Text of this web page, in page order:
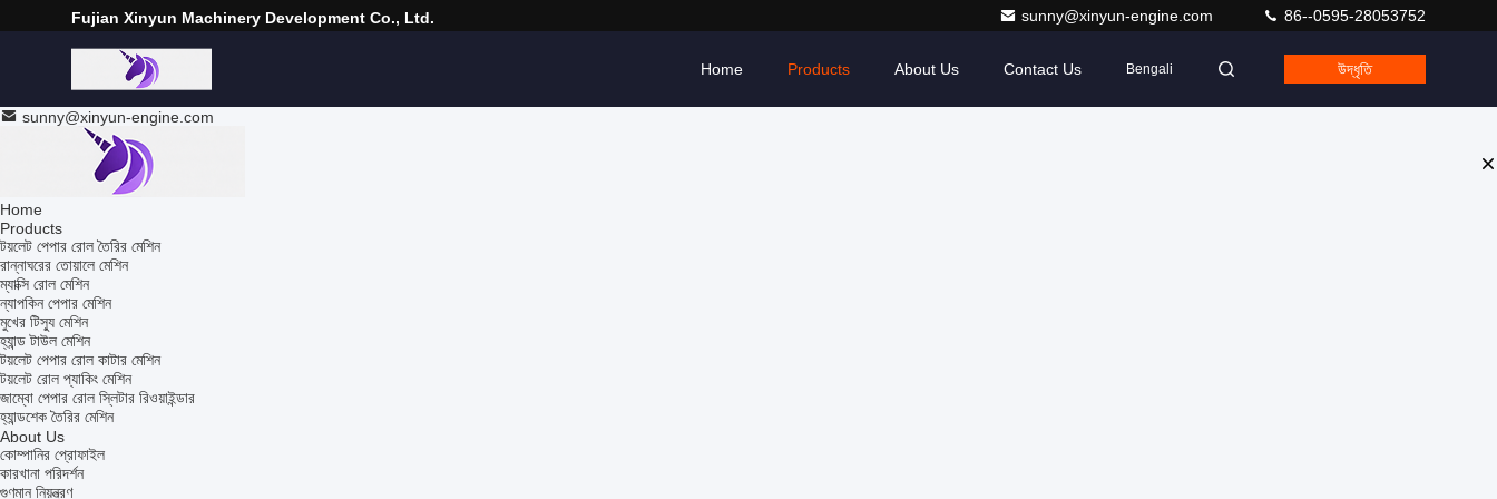
Fujian Xinyun Machinery Development Co., Ltd. sunny@xinyun-engine.com 86--0595-28053752
Home Products About Us Contact Us Bengali উদ্ধৃতি
sunny@xinyun-engine.com
Home
Products
টয়লেট পেপার রোল তৈরির মেশিন
রান্নাঘরের তোয়ালে মেশিন
ম্যাক্সি রোল মেশিন
ন্যাপকিন পেপার মেশিন
মুখের টিস্যু মেশিন
হ্যান্ড টাউল মেশিন
টয়লেট পেপার রোল কাটার মেশিন
টয়লেট রোল প্যাকিং মেশিন
জাম্বো পেপার রোল স্লিটার রিওয়াইন্ডার
হ্যান্ডশেক তৈরির মেশিন
About Us
কোম্পানির প্রোফাইল
কারখানা পরিদর্শন
গুণমান নিয়ন্ত্রণ